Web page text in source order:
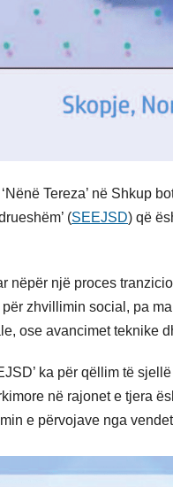
Tereza’ në Shkup
(SEEJSD) që
nëpër një proces
zhvillimin social, pa
ose avancimet teknike
ka për qëllim të
në rajonet e tjera
e përvojave nga